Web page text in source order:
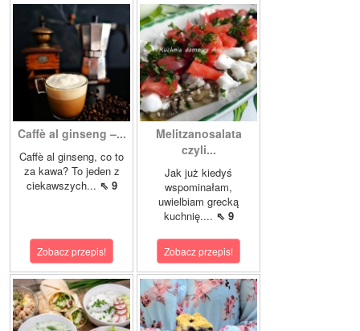
Caffè al ginseng –...
Caffè al ginseng, co to
za kawa? To jeden z
ciekawszych... ⇖ 9
Zobacz przepis!
Melitzanosalata
czyli...
Jak już kiedyś
wspominałam,
uwielbiam grecką
kuchnię.... ⇖ 9
Zobacz przepis!